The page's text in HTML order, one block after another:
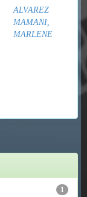
ALVAREZ
MAMANI,
MARLENE
1